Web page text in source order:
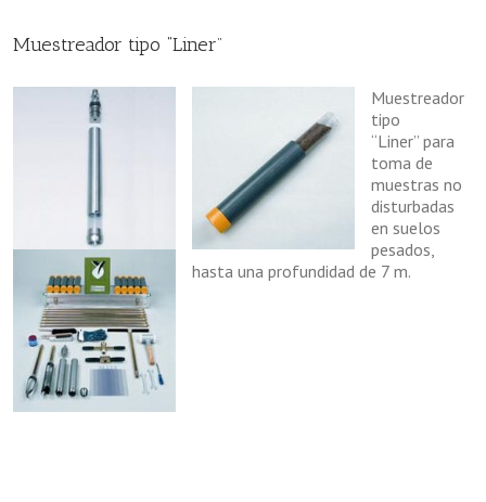
Muestreador tipo “Liner”
Muestreador
tipo
“Liner” para
toma de
muestras no
disturbadas
en suelos
pesados,
hasta una profundidad de 7 m.